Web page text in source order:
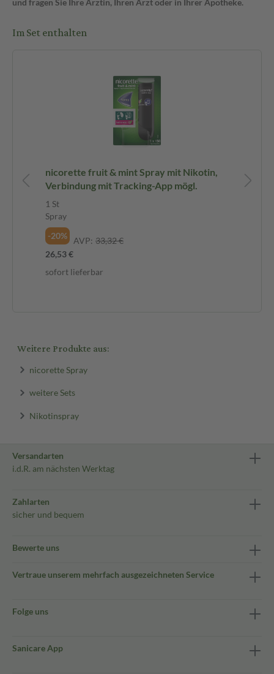
Im Set enthalten
nicorette fruit & mint Spray mit Nikotin,
Verbindung mit Tracking-App mögl.
1 St
Spray
-20%
AVP: 33,32 €
26,53 €
sofort lieferbar
Weitere Produkte aus:
nicorette Spray
weitere Sets
Nikotinspray
Versandarten
i.d.R. am nächsten Werktag
Zahlarten
sicher und bequem
Bewerte uns
Vertraue unserem mehrfach ausgezeichneten Service
Folge uns
Sanicare App